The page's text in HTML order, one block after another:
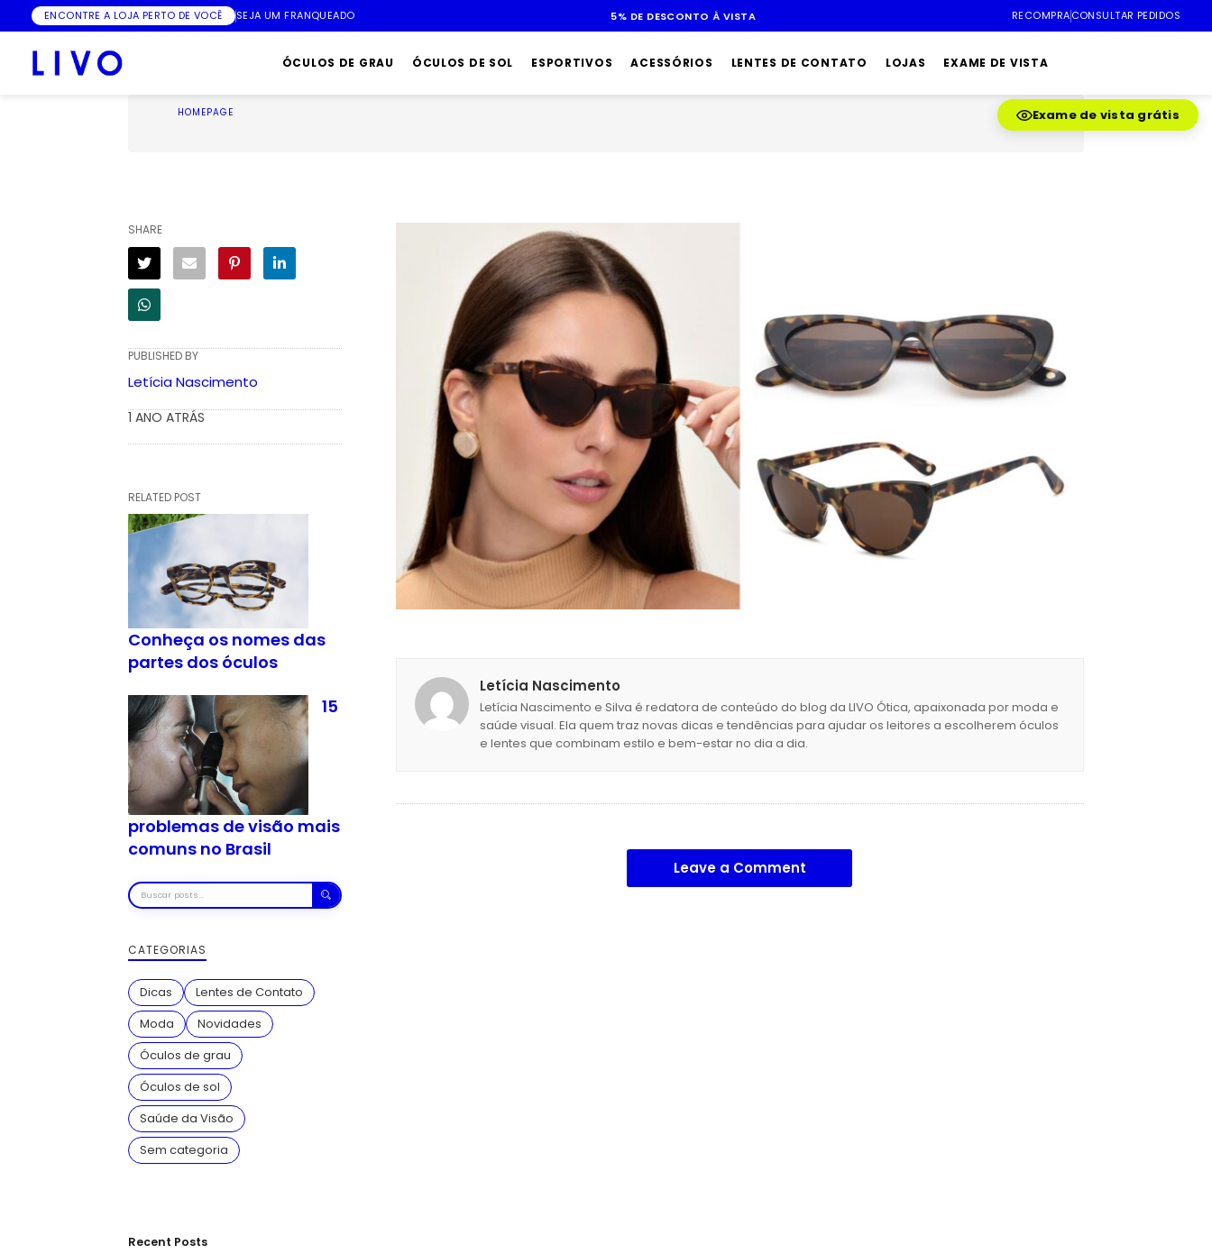
ENCONTRE A LOJA PERTO DE VOCÊ SEJA UM FRANQUEADO RECOMPRACONSULTAR PEDIDOS
ÓCULOS DE GRAU ÓCULOS DE SOL ESPORTIVOS ACESSÓRIOS LENTES DE CONTATO LOJAS EXAME DE VISTA
Exame de vista grátis
HOMEPAGE
Letícia Nascimento
Letícia Nascimento e Silva é redatora de conteúdo do blog da LIVO Ótica, apaixonada por moda e
saúde visual. Ela quem traz novas dicas e tendências para ajudar os leitores a escolherem óculos
e lentes que combinam estilo e bem-estar no dia a dia.
Leave a Comment
SHARE
PUBLISHED BY
Letícia Nascimento
1 ANO ATRÁS
RELATED POST
Conheça os nomes das
partes dos óculos
15
problemas de visão mais
comuns no Brasil
Buscar
posts
CATEGORIAS
Dicas
Lentes de Contato
Moda
Novidades
Óculos de grau
Óculos de sol
Saúde da Visão
Sem categoria
Recent Posts